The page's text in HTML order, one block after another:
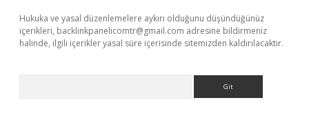
Hukuka ve yasal düzenlemelere aykırı olduğunu düşündüğünüz
içerikleri, backlinkpanelicomtr@gmail.com adresine bildirmeniz
halinde, ilgili içerikler yasal süre içerisinde sitemizden kaldırılacaktır.